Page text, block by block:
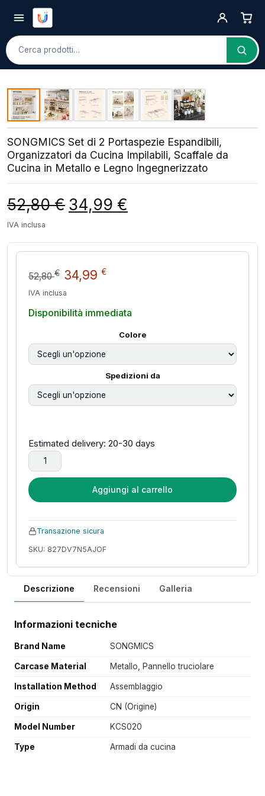
Cerca
SONGMICS Set di 2 Portaspezie Espandibili,
Organizzatori da Cucina Impilabili, Scaffale da
Cucina in Metallo e Legno Ingegnerizzato
52,80€ Il prezzo originale era: 52,80 €.
34,99 €
IVA inclusa
52,80€ Il prezzo originale era: 52,80
34,99 €Il prezzo attuale è:
IVA inclusa
Disponibilità immediata
Colore
Spedizioni da
Estimated delivery: 20-30 days
SONGMICS Set di 2 Portaspezie Espandibili,
Aggiungi al carrello
Transazione sicura
SKU: 827DV7N5AJOF
Descrizione Recensioni Galleria
Informazioni tecniche
Brand Name SONGMICS
Carcase Material Metallo, Pannello truciolare
Installation Method Assemblaggio
Origin CN (Origine)
Model Number KCS020
Type Armadi da cucina